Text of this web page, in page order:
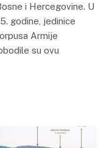
i Hercegovine. U
godine, jedinice
Armije
su ovu